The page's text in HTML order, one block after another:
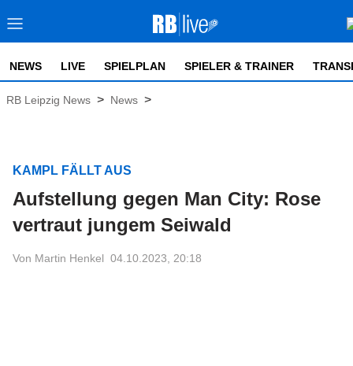
NEWS LIVE SPIELPLAN SPIELER & TRAINER
RB Leipzig News > News >
KAMPL FÄLLT AUS
Aufstellung gegen Man City: Rose
vertraut jungem Seiwald
Von Martin Henkel 04.10.2023, 20:18